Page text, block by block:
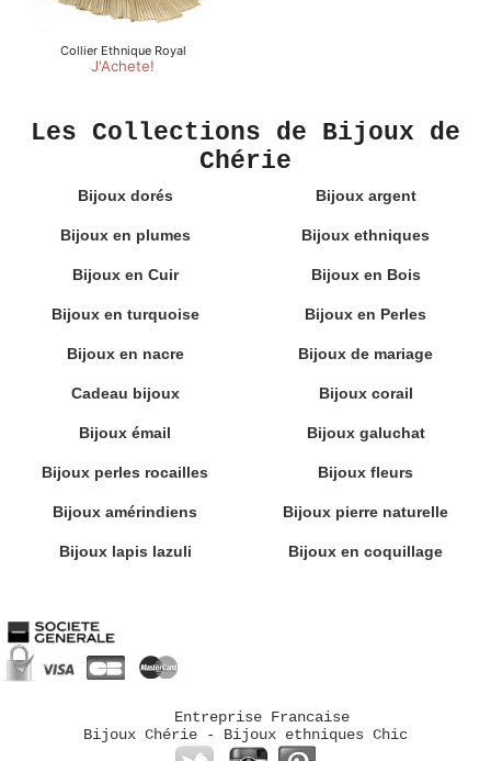
Les Collections de Bijoux de
Chérie
Bijoux dorés Bijoux argent
Bijoux en plumes Bijoux ethniques
Bijoux en Cuir Bijoux en Bois
Bijoux en turquoise Bijoux en Perles
Bijoux en nacre Bijoux de mariage
Cadeau bijoux Bijoux corail
Bijoux émail Bijoux galuchat
Bijoux perles rocailles Bijoux fleurs
Bijoux amérindiens Bijoux pierre naturelle
Bijoux lapis lazuli Bijoux en coquillage
Entreprise Francaise
Bijoux Chérie - Bijoux ethniques Chic